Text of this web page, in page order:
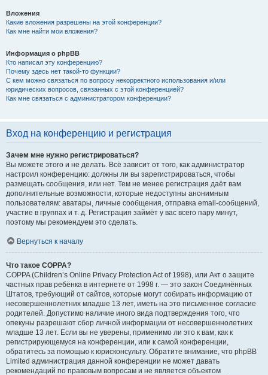
Вложения
Какие вложения разрешены на этой конференции?
Как мне найти мои вложения?
Информация о phpBB
Кто написал эту конференцию?
Почему здесь нет такой-то функции?
С кем можно связаться по вопросу некорректного использования и/или
юридических вопросов, связанных с этой конференцией?
Как мне связаться с администратором конференции?
Вход на конференцию и регистрация
Зачем мне нужно регистрироваться?
Вы можете этого и не делать. Всё зависит от того, как администратор
настроил конференцию: должны ли вы зарегистрироваться, чтобы
размещать сообщения, или нет. Тем не менее регистрация даёт вам
дополнительные возможности, которые недоступны анонимным
пользователям: аватары, личные сообщения, отправка email-сообщений,
участие в группах и т. д. Регистрация займёт у вас всего пару минут,
поэтому мы рекомендуем это сделать.
Вернуться к началу
Что такое COPPA?
COPPA (Children’s Online Privacy Protection Act of 1998), или Акт о защите
частных прав ребёнка в интернете от 1998 г. — это закон Соединённых
Штатов, требующий от сайтов, которые могут собирать информацию от
несовершеннолетних младше 13 лет, иметь на это письменное согласие
родителей. Допустимо наличие иного вида подтверждения того, что
опекуны разрешают сбор личной информации от несовершеннолетних
младше 13 лет. Если вы не уверены, применимо ли это к вам, как к
регистрирующемуся на конференции, или к самой конференции,
обратитесь за помощью к юрисконсульту. Обратите внимание, что phpBB
Limited администрация данной конференции не может давать
рекомендаций по правовым вопросам и не является объектом